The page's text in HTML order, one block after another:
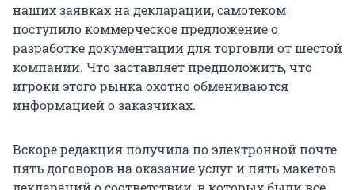
наших заявках на декларации, самотеком
поступило коммерческое предложение о
разработке документации для торговли от шестой
компании. Что заставляет предположить, что
игроки этого рынка охотно обмениваются
информацией о заказчиках.
Вскоре редакция получила по электронной почте
пять договоров на оказание услуг и пять макетов